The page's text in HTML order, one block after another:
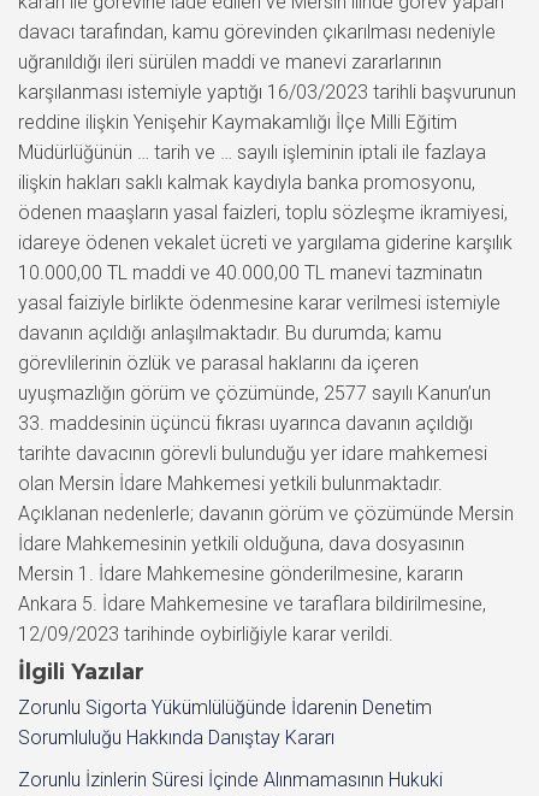
davacı tarafından, kamu görevinden çıkarılması nedeniyle
uğranıldığı ileri sürülen maddi ve manevi zararlarının
karşılanması istemiyle yaptığı 16/03/2023 tarihli başvurunun
reddine ilişkin Yenişehir Kaymakamlığı İlçe Milli Eğitim
Müdürlüğünün … tarih ve … sayılı işleminin iptali ile fazlaya
ilişkin hakları saklı kalmak kaydıyla banka promosyonu,
ödenen maaşların yasal faizleri, toplu sözleşme ikramiyesi,
idareye ödenen vekalet ücreti ve yargılama giderine karşılık
10.000,00 TL maddi ve 40.000,00 TL manevi tazminatın
yasal faiziyle birlikte ödenmesine karar verilmesi istemiyle
davanın açıldığı anlaşılmaktadır. Bu durumda; kamu
görevlilerinin özlük ve parasal haklarını da içeren
uyuşmazlığın görüm ve çözümünde, 2577 sayılı Kanun’un
33. maddesinin üçüncü fıkrası uyarınca davanın açıldığı
tarihte davacının görevli bulunduğu yer idare mahkemesi
olan Mersin İdare Mahkemesi yetkili bulunmaktadır.
Açıklanan nedenlerle; davanın görüm ve çözümünde Mersin
İdare Mahkemesinin yetkili olduğuna, dava dosyasının
Mersin 1. İdare Mahkemesine gönderilmesine, kararın
Ankara 5. İdare Mahkemesine ve taraflara bildirilmesine,
12/09/2023 tarihinde oybirliğiyle karar verildi.
İlgili Yazılar
Zorunlu Sigorta Yükümlülüğünde İdarenin Denetim
Sorumluluğu Hakkında Danıştay Kararı
Zorunlu İzinlerin Süresi İçinde Alınmamasının Hukuki